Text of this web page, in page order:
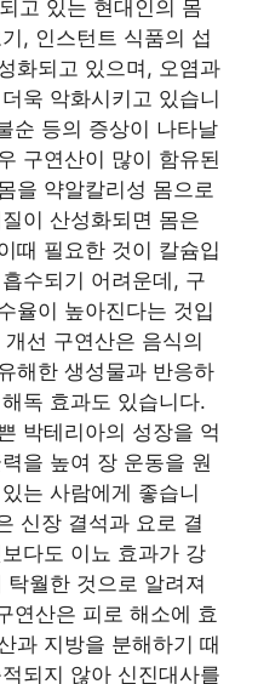
고 있는 현대인의 몸
, 인스턴트 식품의 섭
화되고 있으며, 오염과
욱 악화시키고 있습니
순 등의 증상이 나타날
구연산이 많이 함유된
을 약알칼리성 몸으로
이 산성화되면 몸은
때 필요한 것이 칼슘입
수되기 어려운데, 구
율이 높아진다는 것입
선 구연산은 음식의
해한 생성물과 반응하
독 효과도 있습니다.
박테리아의 성장을 억
을 높여 장 운동을 원
는 사람에게 좋습니
신장 결석과 요로 결
다도 이뇨 효과가 강
월한 것으로 알려져
연산은 피로 해소에 효
과 지방을 분해하기 때
되지 않아 신진대사를